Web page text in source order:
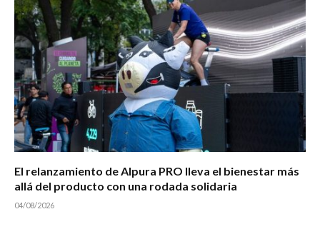
El relanzamiento de Alpura PRO lleva el bienestar más
allá del producto con una rodada solidaria
04/08/2026